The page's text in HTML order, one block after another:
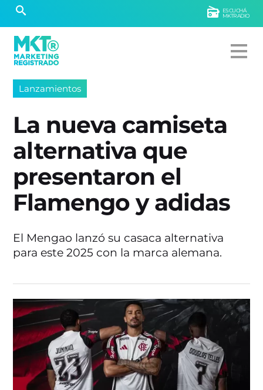
ESCUCHÁ
MKTRADIO
Lanzamientos
La nueva camiseta
alternativa que
presentaron el
Flamengo y adidas
El Mengao lanzó su casaca alternativa
para este 2025 con la marca alemana.